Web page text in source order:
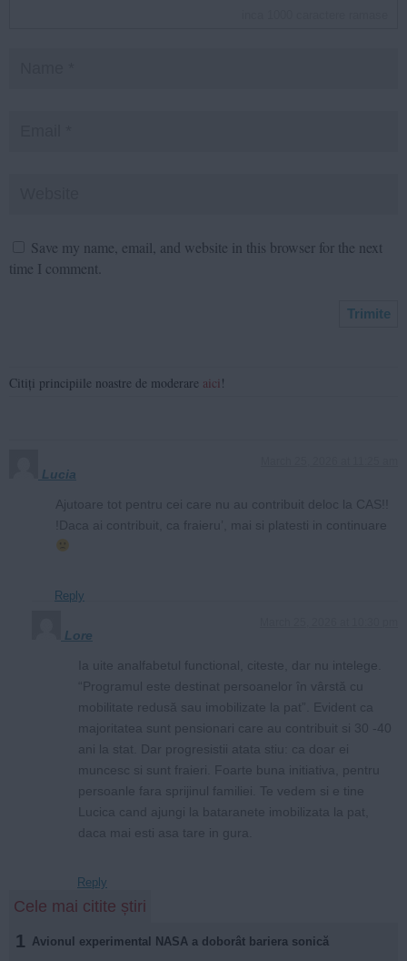
Save my name, email, and website in this browser for the next
time I comment.
Citiți principiile noastre de moderare aici !
Lucia
Reply
Lore
Reply
Cele mai citite știri
1 Avionul experimental NASA a doborât bariera sonică